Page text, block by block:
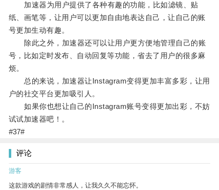
加速器为用户提供了各种有趣的功能，比如滤镜、贴
纸、画笔等，让用户可以更加自由地表达自己，让自己的账
号更加生动有趣。
除此之外，加速器还可以让用户更方便地管理自己的账
号，比如定时发布、自动回复等功能，省去了用户的很多麻
烦。
总的来说，加速器让Instagram变得更加丰富多彩，让用
户的社交平台更加吸引人。
如果你也想让自己的Instagram账号变得更加出彩，不妨
试试加速器吧！。
#37#
评论
游客
这款游戏的剧情非常感人，让我久久不能忘怀。